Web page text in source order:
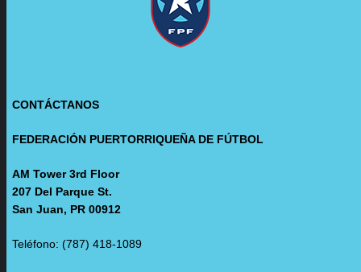
CONTÁCTANOS
FEDERACIÓN PUERTORRIQUEÑA DE FÚTBOL
AM Tower 3rd Floor
207 Del Parque St.
San Juan, PR 00912
Teléfono: (787) 418-1089